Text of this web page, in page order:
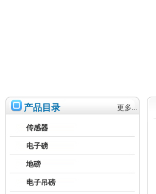
产品目录 更多...
传感器
电子磅
地磅
电子吊磅